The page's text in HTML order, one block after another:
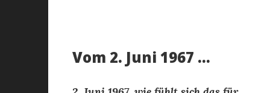
Vom 2. Juni 1967 …